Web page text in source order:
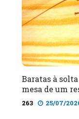
Baratas à
mesa de um
263 25/07/